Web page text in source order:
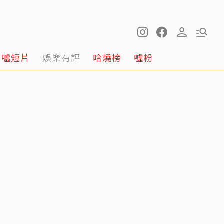
噓短片 娛樂有評 哈燒榜 噓粉